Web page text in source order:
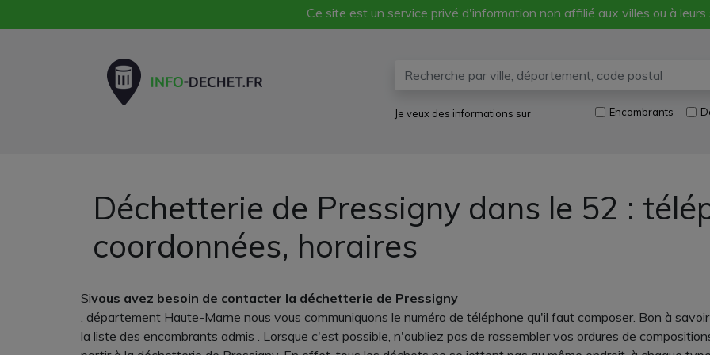
Ce site est un service privé d'information non affilié aux villes ou à leurs
Je veux des informations sur Encombrants
Déchetterie de Pressigny dans le 52 :
coordonnées, horaires
Sivous avez besoin de contacter la déchetterie de Pressigny
, département Haute-Marne nous vous communiquons le numéro de téléphone qu'il faut composer. Bon à
la liste des encombrants admis . Lorsque c'est possible, n'oubliez pas de rassembler vos ordures de